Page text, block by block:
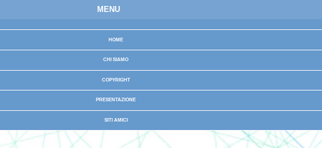
MENU
HOME
CHI SIAMO
COPYRIGHT
PRESENTAZIONE
SITI AMICI